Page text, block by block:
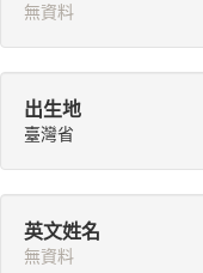
無資料
出生地
臺灣省
英文姓名
無資料